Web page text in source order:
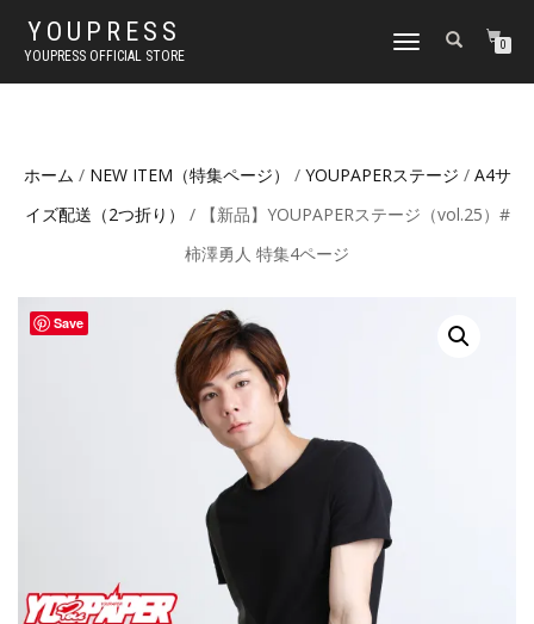
YOUPRESS
YOUPRESS OFFICIAL STORE
ナ
ゲ
ン
0
ホーム / NEW ITEM（特集ページ） / YOUPAPERステージ / A4サ
イズ配送（2つ折り）
/ 【新品】YOUPAPERステージ（vol.25）#
柿澤勇人 特集4ページ
Save